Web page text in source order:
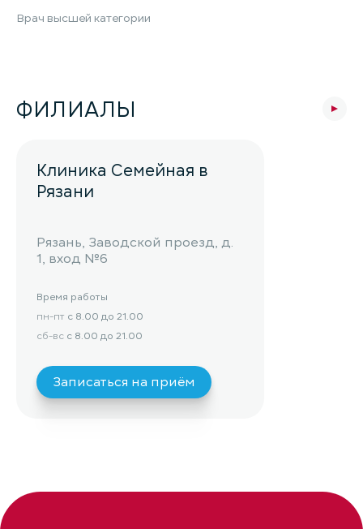
Врач высшей категории
ФИЛИАЛЫ
Клиника Семейная в
Рязани
Рязань, Заводской проезд, д.
1, вход №6
Время работы
пн-пт с 8.00 до 21.00
сб-вс с 8.00 до 21.00
Записаться на приём